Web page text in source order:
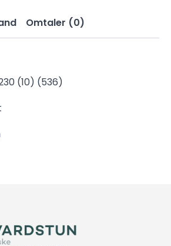
Omtaler (0)
(10) (536)